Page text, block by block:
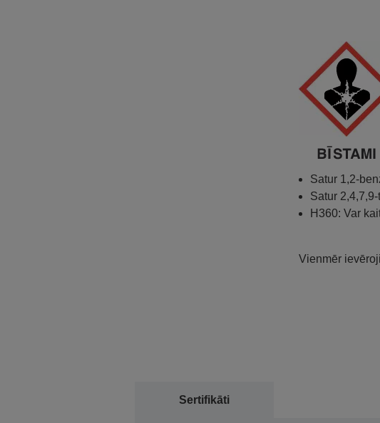
Satur 1,2-
Satur
H360: Var
Vienmēr
Sertifikāti